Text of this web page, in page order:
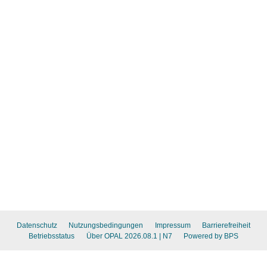
Datenschutz Nutzungsbedingungen Impressum
Barrierefreiheit
Betriebsstatus
Über OPAL 2026.08.1 | N7 Powered by BPS